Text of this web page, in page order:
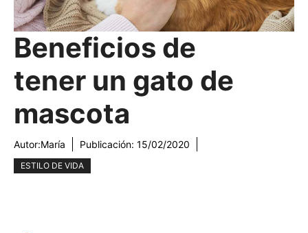
Beneficios de
tener un gato de
mascota
Autor:María Publicación: 15/02/2020
ESTILO DE VIDA